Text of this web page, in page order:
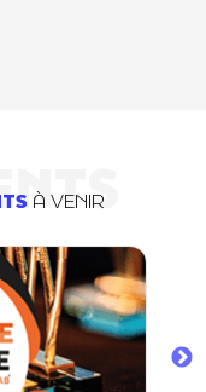
À VENIR